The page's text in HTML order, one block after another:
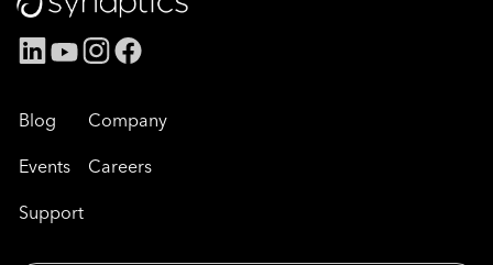
Blog
Events
Support
Company
Careers